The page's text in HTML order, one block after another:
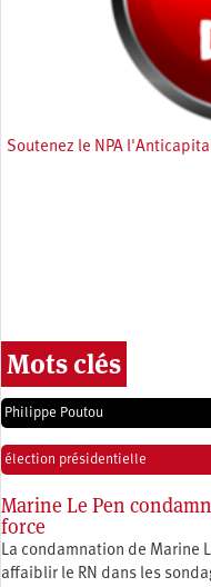
Soutenez le NPA
Mots clés
Philippe Poutou
élection présidentielle
Marine Le Pen
force
La condamnation de Marine
affaiblir le RN dans les